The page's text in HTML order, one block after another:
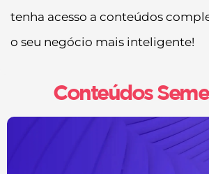
tenha acesso a conteúdos
o seu negócio mais inteligente!
Conteúdos